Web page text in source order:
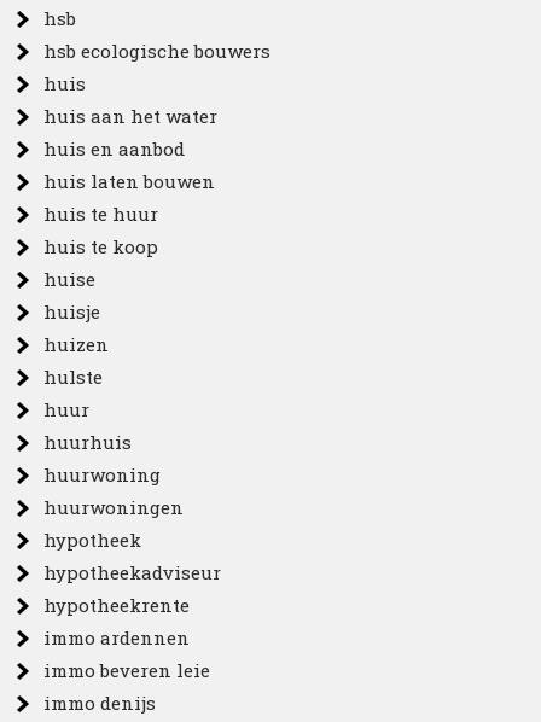
hsb
hsb ecologische bouwers
huis
huis aan het water
huis en aanbod
huis laten bouwen
huis te huur
huis te koop
huise
huisje
huizen
hulste
huur
huurhuis
huurwoning
huurwoningen
hypotheek
hypotheekadviseur
hypotheekrente
immo ardennen
immo beveren leie
immo denijs